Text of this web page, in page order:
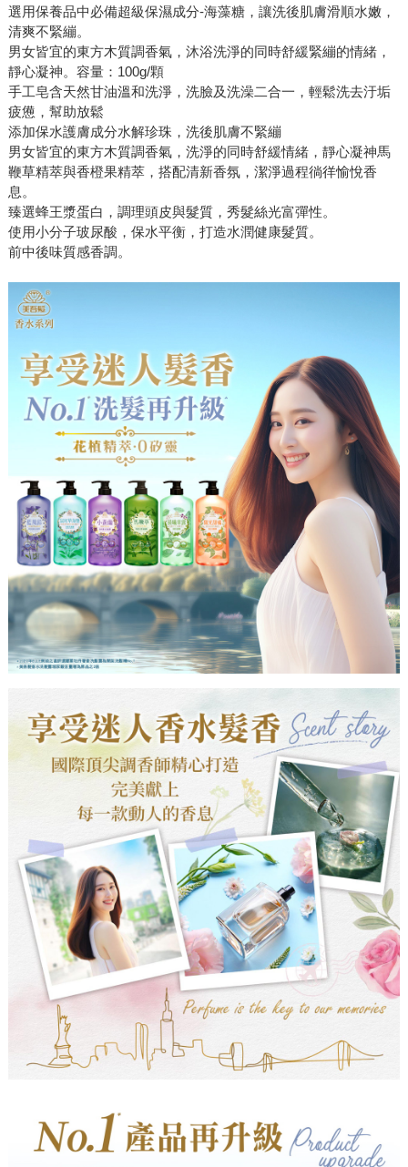
選用保養品中必備超級保濕成分-海藻糖，讓洗後肌膚滑順水嫩，
清爽不緊繃。
男女皆宜的東方木質調香氣，沐浴洗淨的同時舒緩緊繃的情緒，
靜心凝神。容量：100g/顆
手工皂含天然甘油溫和洗淨，洗臉及洗澡二合一，輕鬆洗去汙垢
疲憊，幫助放鬆
添加保水護膚成分水解珍珠，洗後肌膚不緊繃
男女皆宜的東方木質調香氣，洗淨的同時舒緩情緒，靜心凝神馬
鞭草精萃與香橙果精萃，搭配清新香氛，潔淨過程徜徉愉悅香
息。
臻選蜂王漿蛋白，調理頭皮與髮質，秀髮絲光富彈性。
使用小分子玻尿酸，保水平衡，打造水潤健康髮質。
前中後味質感香調。